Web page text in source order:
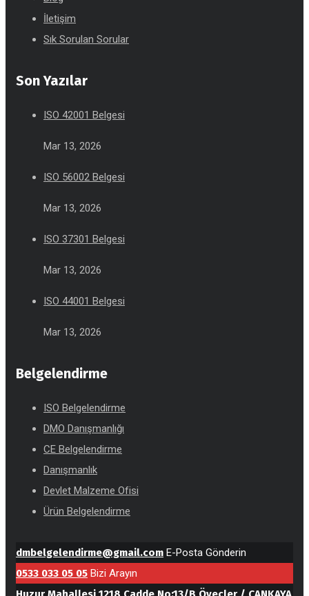
İletişim
Sık Sorulan Sorular
Son Yazılar
ISO 42001 Belgesi
Mar 13, 2026
ISO 56002 Belgesi
Mar 13, 2026
ISO 37301 Belgesi
Mar 13, 2026
ISO 44001 Belgesi
Mar 13, 2026
Belgelendirme
ISO Belgelendirme
DMO Danışmanlığı
CE Belgelendirme
Danışmanlık
Devlet Malzeme Ofisi
Ürün Belgelendirme
dmbelgelendirme@gmail.com E-Posta Gönderin
0533 033 05 05 Bizi Arayın